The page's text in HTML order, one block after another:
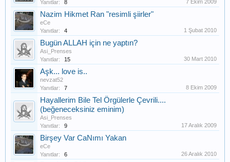
Yanıtlar:
8 7 Ekim 2009
Nazim Hikmet Ran "resimli şiirler"
eCe
Yanıtlar:
4 1 Şubat 2010
Bugün ALLAH için ne yaptın?
Asi_Prenses
Yanıtlar:
15 30 Mart 2010
Aşk... love is..
nevzat52
Yanıtlar:
7 8 Ekim 2009
Hayallerim Bile Tel Örgülerle Çevrili....
(beğeneceksiniz eminim)
Asi_Prenses
Yanıtlar:
9 17 Aralık 2009
Birşey Var CaNımı Yakan
eCe
Yanıtlar:
6 26 Aralık 2010